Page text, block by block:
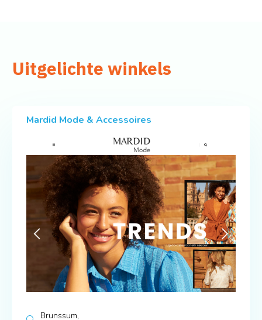
Uitgelichte winkels
Mardid Mode & Accessoires
Brunssum,